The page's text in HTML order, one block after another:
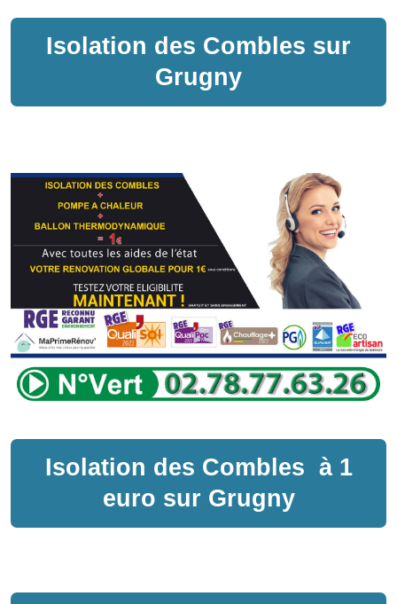
Isolation des Combles sur
Grugny
Isolation des Combles à 1
euro sur Grugny